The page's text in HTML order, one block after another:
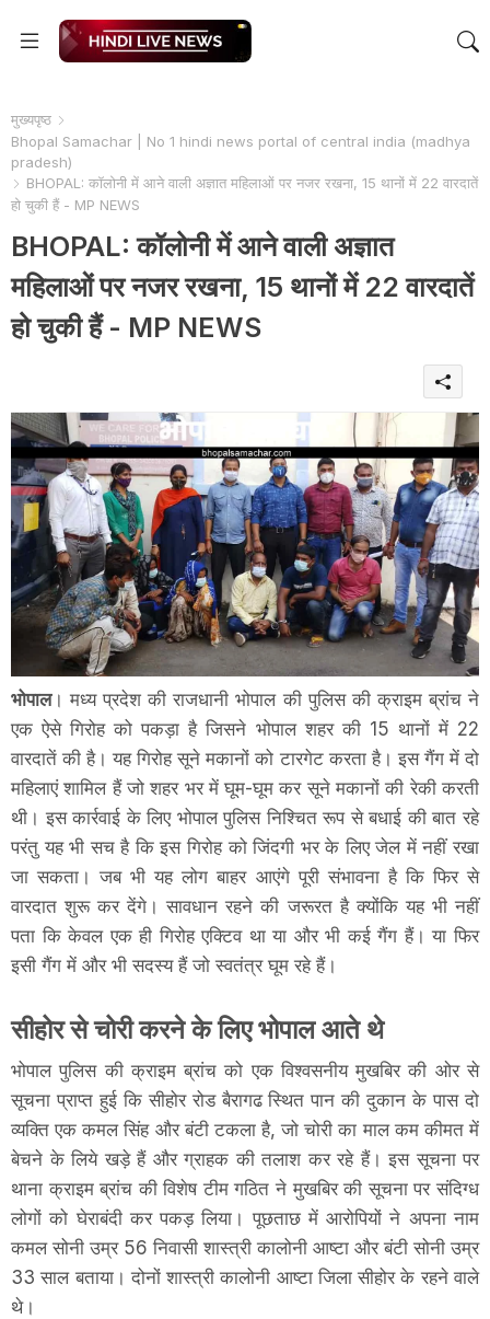
मुख्यपृष्ठ
Bhopal Samachar | No 1 hindi news portal of central india (madhya
pradesh)
BHOPAL: कॉलोनी में आने वाली अज्ञात महिलाओं पर नजर रखना, 15 थानों में 22 वारदातें
हो चुकी हैं - MP NEWS
BHOPAL: कॉलोनी में आने वाली अज्ञात
महिलाओं पर नजर रखना, 15 थानों में 22 वारदातें
हो चुकी हैं - MP NEWS
भोपाल। मध्य प्रदेश की राजधानी भोपाल की पुलिस की क्राइम ब्रांच ने
एक ऐसे गिरोह को पकड़ा है जिसने भोपाल शहर की 15 थानों में 22
वारदातें की है। यह गिरोह सूने मकानों को टारगेट करता है। इस गैंग में दो
महिलाएं शामिल हैं जो शहर भर में घूम-घूम कर सूने मकानों की रेकी करती
थी। इस कार्रवाई के लिए भोपाल पुलिस निश्चित रूप से बधाई की बात रहे
परंतु यह भी सच है कि इस गिरोह को जिंदगी भर के लिए जेल में नहीं रखा
जा सकता। जब भी यह लोग बाहर आएंगे पूरी संभावना है कि फिर से
वारदात शुरू कर देंगे। सावधान रहने की जरूरत है क्योंकि यह भी नहीं
पता कि केवल एक ही गिरोह एक्टिव था या और भी कई गैंग हैं। या फिर
इसी गैंग में और भी सदस्य हैं जो स्वतंत्र घूम रहे हैं।
सीहोर से चोरी करने के लिए भोपाल आते थे
भोपाल पुलिस की क्राइम ब्रांच को एक विश्वसनीय मुखबिर की ओर से
सूचना प्राप्त हुई कि सीहोर रोड बैरागढ स्थित पान की दुकान के पास दो
व्यक्ति एक कमल सिंह और बंटी टकला है, जो चोरी का माल कम कीमत में
बेचने के लिये खड़े हैं और ग्राहक की तलाश कर रहे हैं। इस सूचना पर
थाना क्राइम ब्रांच की विशेष टीम गठित ने मुखबिर की सूचना पर संदिग्ध
लोगों को घेराबंदी कर पकड़ लिया। पूछताछ में आरोपियों ने अपना नाम
कमल सोनी उम्र 56 निवासी शास्त्री कालोनी आष्टा और बंटी सोनी उम्र
33 साल बताया। दोनों शास्त्री कालोनी आष्टा जिला सीहोर के रहने वाले
थे।